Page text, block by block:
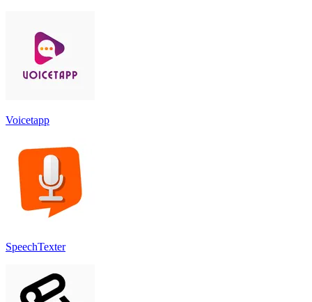
Voicetapp
SpeechTexter